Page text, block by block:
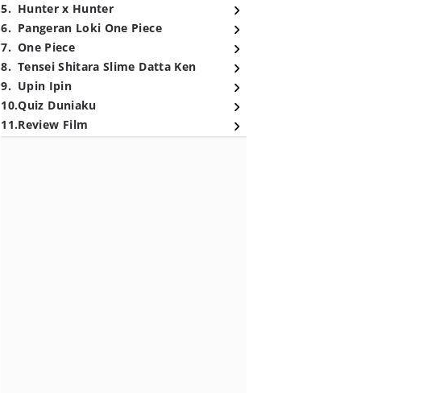
5. Hunter x Hunter
6. Pangeran Loki One Piece
7. One Piece
8. Tensei Shitara Slime Datta Ken
9. Upin Ipin
10.Quiz Duniaku
11.Review Film